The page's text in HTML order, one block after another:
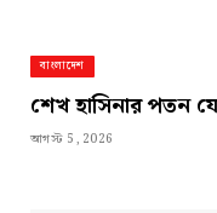
বাংলাদেশ
শেখ হাসিনার পতন
আগস্ট 5, 2026